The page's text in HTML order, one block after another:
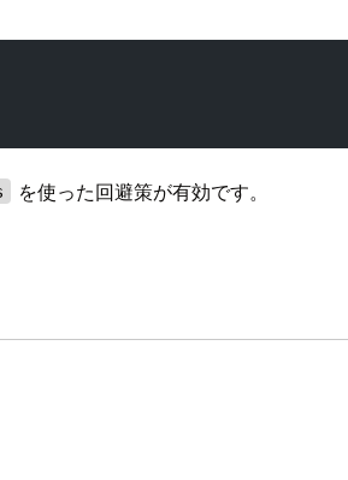
を使った回避策が有効です。